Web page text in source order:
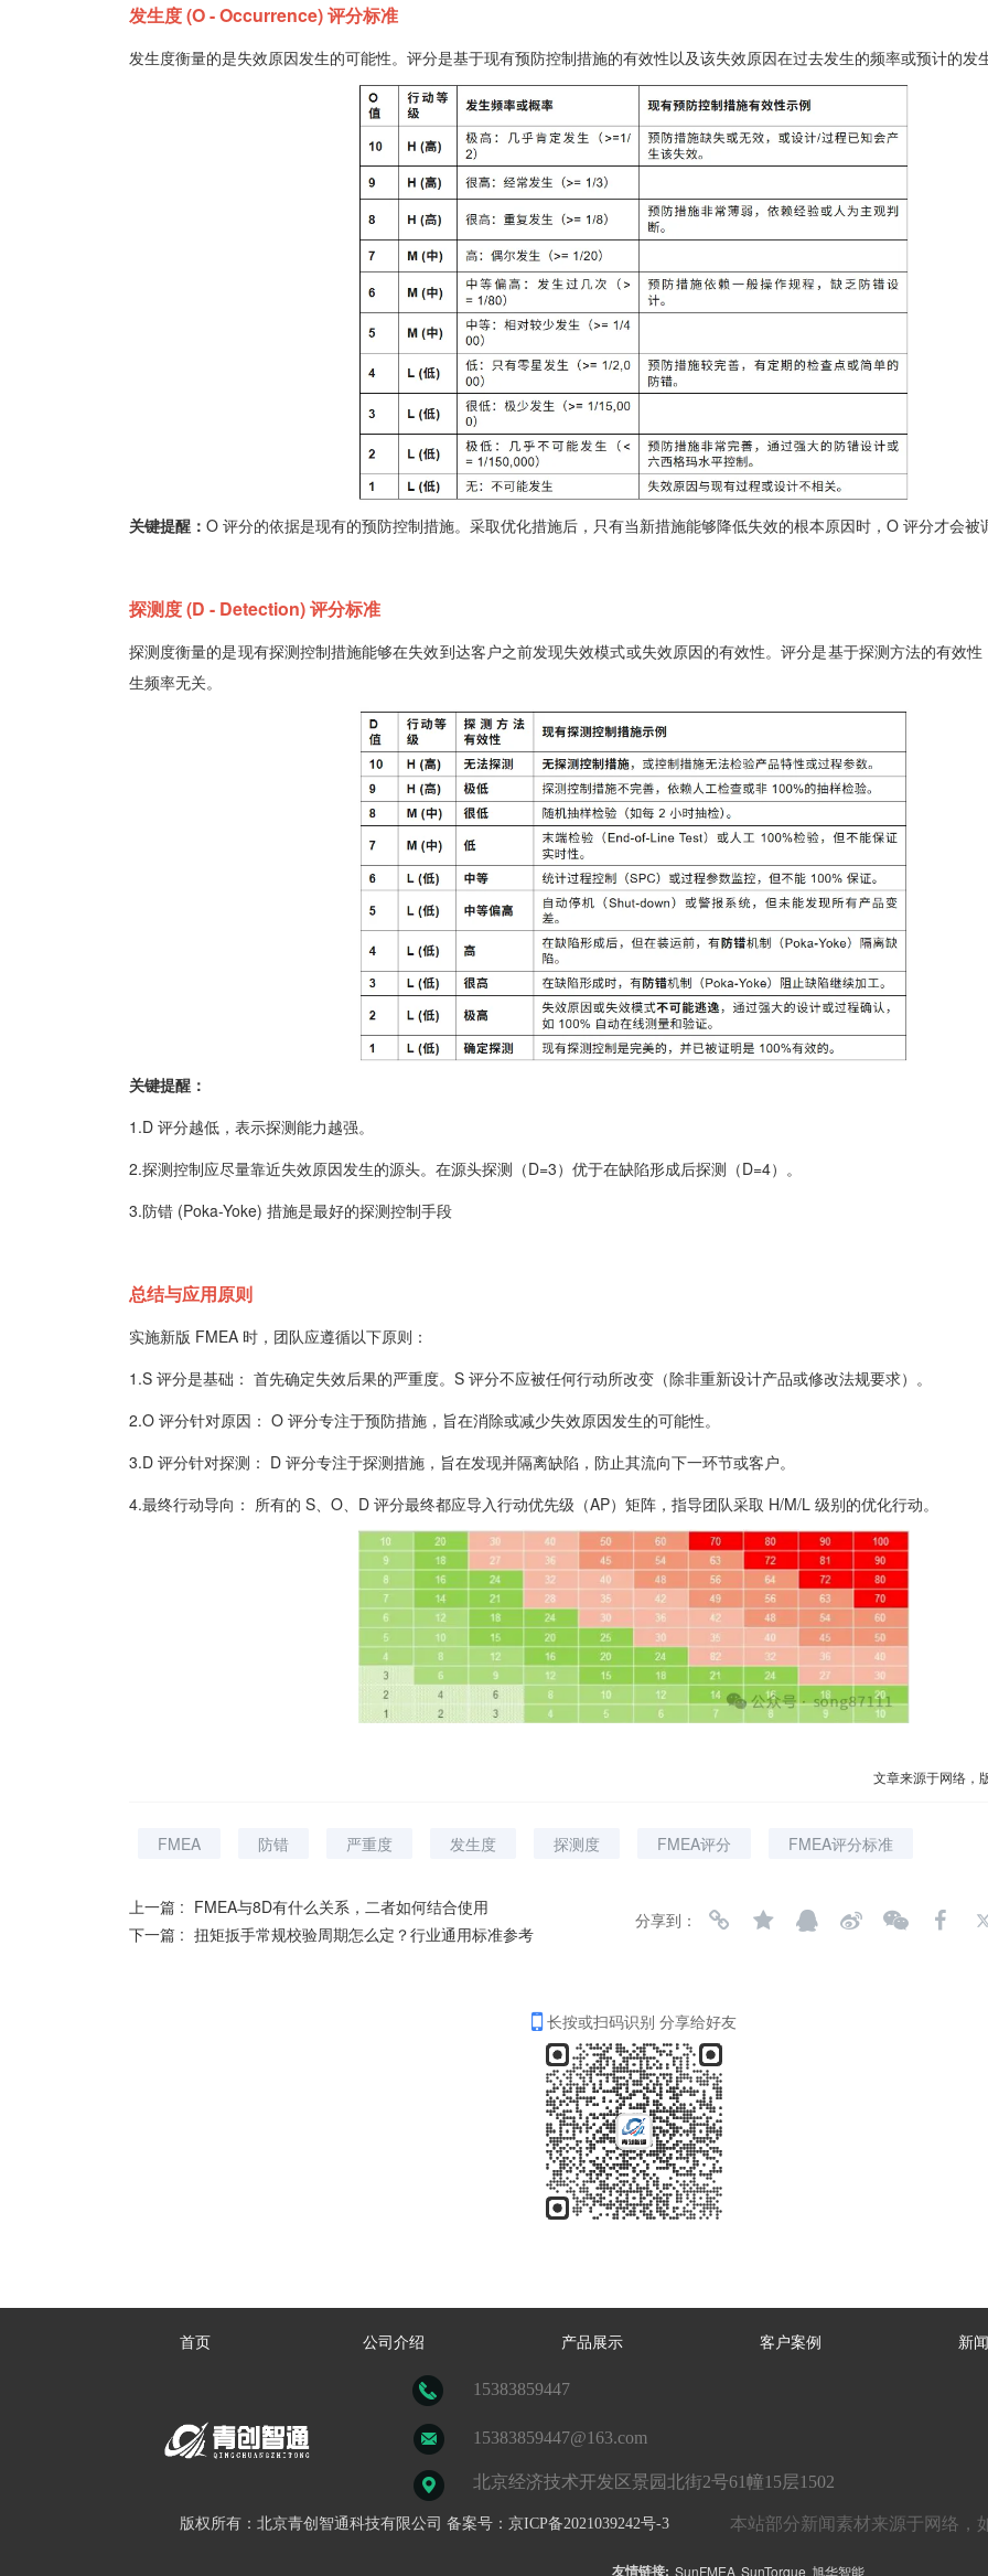
发生度 (O - Occurrence) 评分标准
发生度衡量的是失效原因发生的可能性。评分是基于现有预防控制措施的有效性以及该失效原因在过去发生的频率或预计的发
关键提醒： O 评分的依据是现有的预防控制措施。采取优化措施后，只有当新措施能够降低失效的根本原因时，O 评分才会被
探测度 (D - Detection) 评分标准
探测度衡量的是现有探测控制措施能够在失效到达客户之前发现失效模式或失效原因的有效性。评分是基于探测方法的有效
生频率无关。
关键提醒：
1.D 评分越低，表示探测能力越强。
2.探测控制应尽量靠近失效原因发生的源头。在源头探测（D=3）优于在缺陷形成后探测（D=4）。
3.防错 (Poka-Yoke) 措施是最好的探测控制手段
总结与应用原则
实施新版 FMEA 时，团队应遵循以下原则：
1.S 评分是基础： 首先确定失效后果的严重度。S 评分不应被任何行动所改变（除非重新设计产品或修改法规要求）。
2.O 评分针对原因： O 评分专注于预防措施，旨在消除或减少失效原因发生的可能性。
3.D 评分针对探测： D 评分专注于探测措施，旨在发现并隔离缺陷，防止其流向下一环节或客户。
4.最终行动导向： 所有的 S、O、D 评分最终都应导入行动优先级（AP）矩阵，指导团队采取 H/M/L 级别的优化行动。
文章来源于网络，
FMEA 防错 严重度 发生度 探测度 FMEA评分 FMEA评分标准
上一篇 : FMEA与8D有什么关系，二者如何结合使用
下一篇 : 扭矩扳手常规校验周期怎么定？行业通用标准参考
分享到：
长按或扫码识别 分享给好友
15383859447
15383859447@163.com
北京经济技术开发区景园北街2号61幢15层1502
首页 公司介绍 产品展示 客户案例 新
版权所有：北京青创智通科技有限公司 备案号：京ICP备2021039242号-3 本站部分新闻素材来源于网络，
友情链接: SunFMEA SunTorque 旭华智能